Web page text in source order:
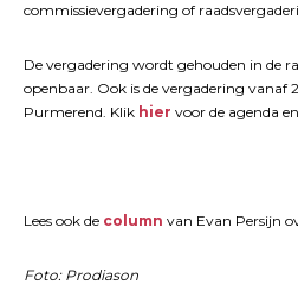
commissievergadering of
De vergadering wordt gehouden in de
openbaar. Ook is de vergadering vanaf
Purmerend. Klik hier voor de agenda
Lees ook de column van Evan Persijn
Foto: Prodiason